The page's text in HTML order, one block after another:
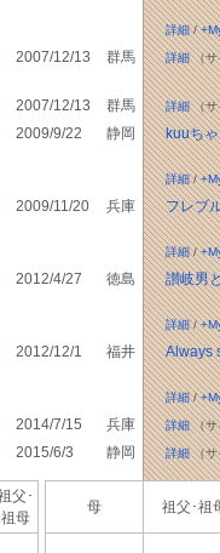
詳細/
2007/12/13 群馬 詳細（サ
2007/12/13 群馬 詳細（サ
2009/9/22 静岡 kuuち
詳細/
2009/11/20 兵庫 フレブ
詳細/
2012/4/27 徳島 讃岐男
詳細/
2012/12/1 福井 Always
詳細/
2014/7/15 兵庫 詳細（サ
2015/6/3 静岡 詳細（サ
父･
母
母 祖父･